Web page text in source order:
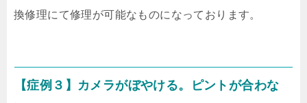
換修理にて修理が可能なものになっております。
【症例３】カメラがぼやける。ピントが合わな